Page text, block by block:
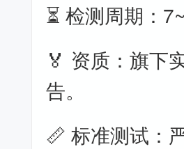
⏳ 检测周期：
🏅 资质：旗下
告。
📏 标准测试：